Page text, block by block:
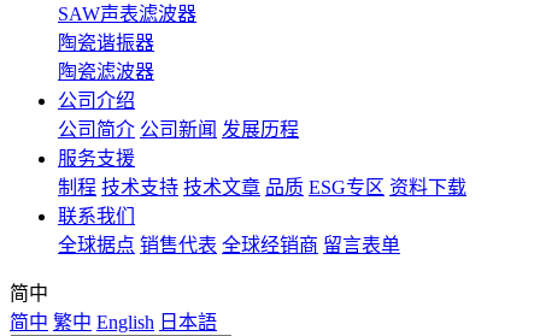
SAW声表滤波器
陶瓷谐振器
陶瓷滤波器
公司介绍
公司简介 公司新闻 发展历程
服务支援
制程 技术支持 技术文章 品质 ESG专区 资料下载
联系我们
全球据点 销售代表 全球经销商 留言表单
简中
简中 繁中 English 日本語